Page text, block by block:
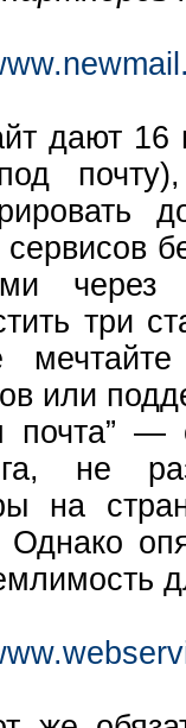
дают 16
сервисов
через
три
или
почта” —
не
на
Однако